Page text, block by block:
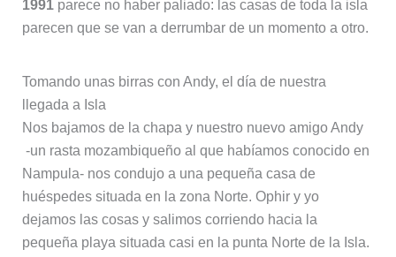
1991parece no haber paliado: las casas de toda la isla
parecen que se van a derrumbar de un momento a otro.
Tomando unas birras con Andy, el día de nuestra
llegada a Isla
Nos bajamos de la chapa y nuestro nuevo amigo Andy
-un rasta mozambiqueño al que habíamos conocido en
Nampula- nos condujo a una pequeña casa de
huéspedes situada en la zona Norte. Ophir y yo
dejamos las cosas y salimos corriendo hacia la
pequeña playa situada casi en la punta Norte de la Isla.